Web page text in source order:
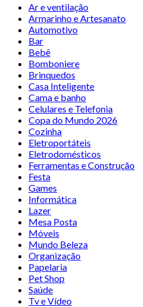
Ar e ventilação
Armarinho e Artesanato
Automotivo
Bar
Bebê
Bomboniere
Brinquedos
Casa Inteligente
Cama e banho
Celulares e Telefonia
Copa do Mundo 2026
Cozinha
Eletroportáteis
Eletrodomésticos
Ferramentas e Construção
Festa
Games
Informática
Lazer
Mesa Posta
Móveis
Mundo Beleza
Organização
Papelaria
Pet Shop
Saúde
Tv e Vídeo